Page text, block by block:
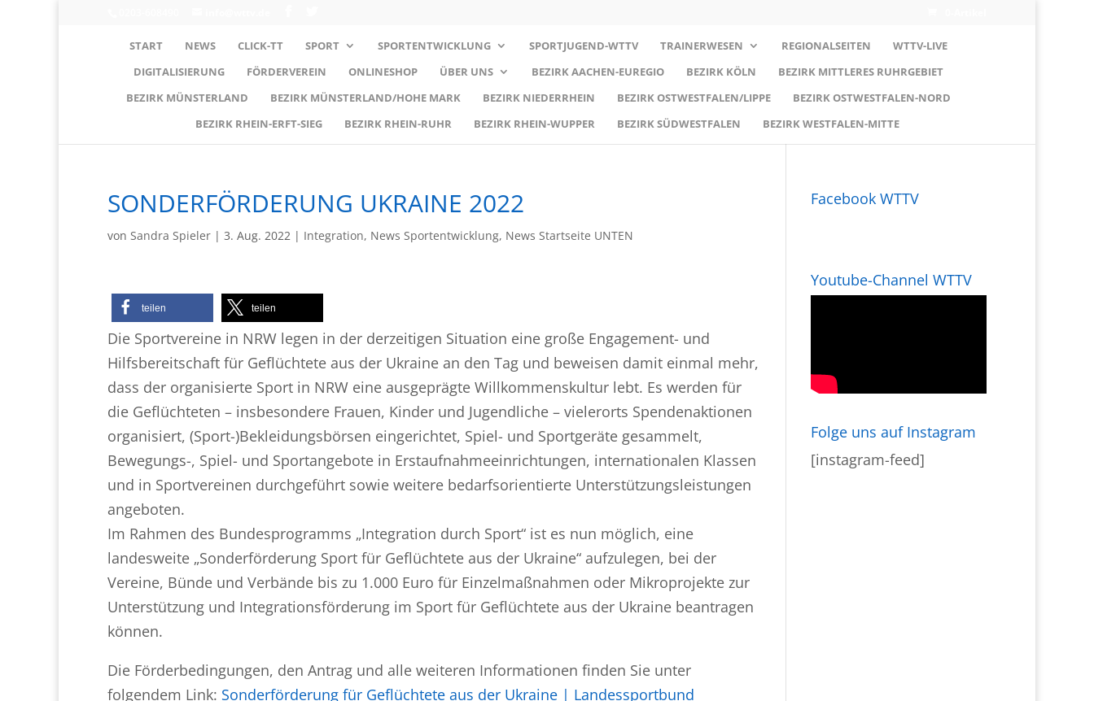
START NEWS CLICK-TT SPORT SPORTENTWICKLUNG SPORTJUGEND-WTTV TRAINERWESEN REGIONALSEITEN
WTTV-LIVE
DIGITALISIERUNG
FÖRDERVEREIN ONLINESHOP ÜBER UNS BEZIRK AACHEN-EUREGIO BEZIRK KÖLN
BEZIRK MITTLERES RUHRGEBIET
BEZIRK MÜNSTERLAND
BEZIRK MÜNSTERLAND/HOHE MARK BEZIRK NIEDERRHEIN BEZIRK OSTWESTFALEN/LIPPE
BEZIRK OSTWESTFALEN-NORD
BEZIRK RHEIN-ERFT-SIEG
BEZIRK RHEIN-RUHR BEZIRK RHEIN-WUPPER BEZIRK SÜDWESTFALEN BEZIRK WESTFALEN-MITTE
SONDERFÖRDERUNG UKRAINE 2022
von Sandra Spieler | 3. Aug. 2022 | Integration, News Sportentwicklung, News Startseite UNTEN
teilen teilen
Die Sportvereine in NRW legen in der derzeitigen Situation eine große Engagement- und
Hilfsbereitschaft für Geflüchtete aus der Ukraine an den Tag und beweisen damit einmal mehr,
dass der organisierte Sport in NRW eine ausgeprägte Willkommenskultur lebt. Es werden für
die Geflüchteten – insbesondere Frauen, Kinder und Jugendliche – vielerorts Spendenaktionen
organisiert, (Sport-)Bekleidungsbörsen eingerichtet, Spiel- und Sportgeräte gesammelt,
Bewegungs-, Spiel- und Sportangebote in Erstaufnahmeeinrichtungen, internationalen Klassen
und in Sportvereinen durchgeführt sowie weitere bedarfsorientierte Unterstützungsleistungen
angeboten.
Im Rahmen des Bundesprogramms „Integration durch Sport“ ist es nun möglich, eine
landesweite „Sonderförderung Sport für Geflüchtete aus der Ukraine“ aufzulegen, bei der
Vereine, Bünde und Verbände bis zu 1.000 Euro für Einzelmaßnahmen oder Mikroprojekte zur
Unterstützung und Integrationsförderung im Sport für Geflüchtete aus der Ukraine beantragen
können.
Die Förderbedingungen, den Antrag und alle weiteren Informationen finden Sie unter
folgendem Link: Sonderförderung für Geflüchtete aus der Ukraine | Landessportbund
Facebook WTTV
Youtube-Channel WTTV
Folge uns auf Instagram
[instagram-feed]